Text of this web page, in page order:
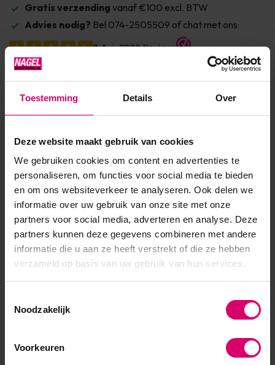
Toestemming Details Over
Deze website maakt gebruik van cookies
We gebruiken cookies om content en advertenties te
personaliseren, om functies voor social media te bieden
en om ons websiteverkeer te analyseren. Ook delen we
informatie over uw gebruik van onze site met onze
partners voor social media, adverteren en analyse. Deze
partners kunnen deze gegevens combineren met andere
informatie die u aan ze heeft verstrekt of die ze hebben
verzameld op basis van uw gebruik van hun services.
Noodzakelijk
Voorkeuren
Gratis verzending vanaf €100 excl. BTW
Advies nodig? Bel 074-2505509 of chat met ons